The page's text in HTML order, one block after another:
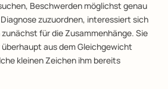
Beschwerden möglichst genau
zuzuordnen, interessiert sich
für die Zusammenhänge. Sie
aus dem Gleichgewicht
kleinen Zeichen ihm bereits